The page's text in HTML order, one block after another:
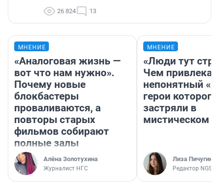
26 824 13
МНЕНИЕ
«Аналоговая жизнь —
вот что нам нужно».
Почему новые
блокбастеры
проваливаются, а
повторы старых
фильмов собирают
полные залы
Алёна Золотухина
Журналист НГС
МНЕНИЕ
«Люди тут
Чем
непонятный
герои которого
застряли в
мистическом
Лиза Пичугина
Редактор